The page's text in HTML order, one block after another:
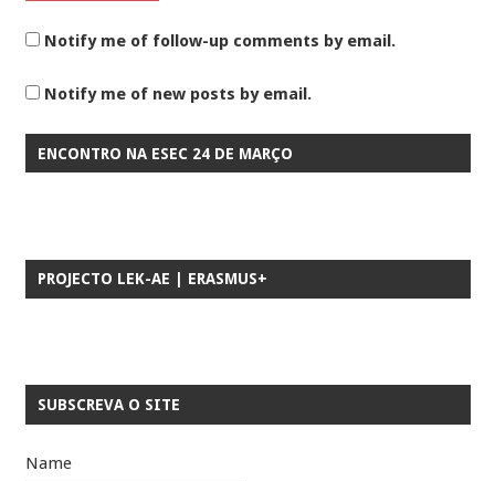
Notify me of follow-up comments by email.
Notify me of new posts by email.
ENCONTRO NA ESEC 24 DE MARÇO
PROJECTO LEK-AE | ERASMUS+
SUBSCREVA O SITE
Name